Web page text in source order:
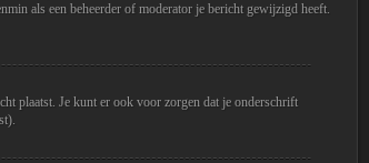
als een beheerder of moderator je bericht gewijzigd heeft.
plaatst. Je kunt er ook voor zorgen dat je onderschrift